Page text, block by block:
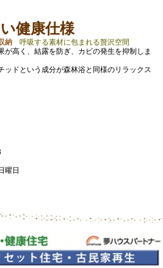
健康仕様
納
呼吸する素材に包まれる贅沢空間
が高く、結露を防ぎ、カビの発生を抑制しま
ッドという成分が森林浴と同様のリラックス
曜日